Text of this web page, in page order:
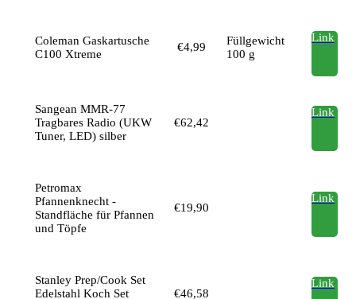
Coleman Gaskartusche
C100 Xtreme
€4,99
Füllgewicht
100 g
Link
Sangean MMR-77
Tragbares Radio (UKW
Tuner, LED) silber
€62,42
Link
Petromax
Pfannenknecht -
Standfläche für Pfannen
und Töpfe
€19,90
Link
Stanley Prep/Cook Set
Edelstahl Koch Set
€46,58
Link